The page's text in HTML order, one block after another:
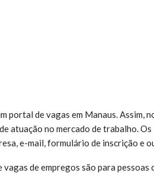
portal de vagas em Manaus. Assim,
atuação no mercado de trabalho.
e-mail, formulário de inscrição e
de empregos são para